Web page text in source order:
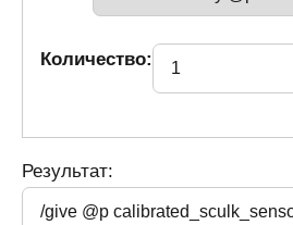
Количество:
Результат: